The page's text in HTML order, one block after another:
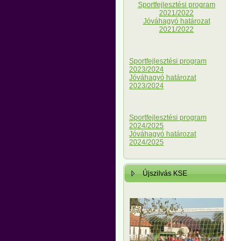
Sportfejlesztési program
2021/2022
Jóváhagyó határozat
2021/2022
Sportfejlesztési program
2023/2024
Jóváhagyó határozat
2023/2024
Sportfejlesztési program
2024/2025
Jóváhagyó határozat
2024/2025
Újszilvás KSE